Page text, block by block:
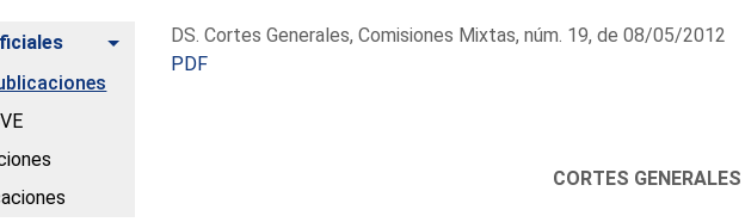
AlternarDS. Cortes Generales, Comisiones Mixtas, núm. 19, de 08/05/2012
PDF
CORTES GENERALES